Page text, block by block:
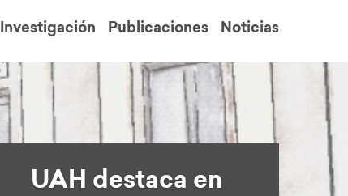
Investigación Publicaciones Noticias
Académica de la